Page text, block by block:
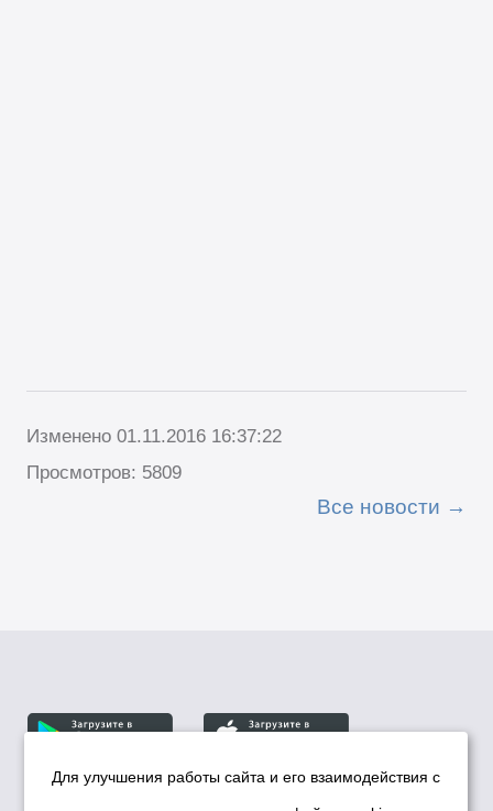
Изменено 01.11.2016 16:37:22
Просмотров: 5809
Все новости
Для улучшения работы сайта и его взаимодействия с